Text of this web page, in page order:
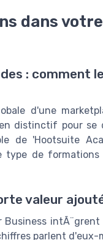
dans
: comment
d'une
distinctif pour se
de 'Hootsuite
type de
valeur
Business
parlent d'eux-